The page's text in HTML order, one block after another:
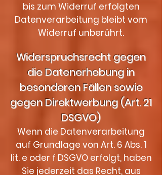
bis zum Widerruf erfolgten
Datenverarbeitung bleibt vom
Widerruf unberührt.
Widerspruchsrecht gegen
die Datenerhebung in
besonderen Fällen sowie
gegen Direktwerbung (Art. 21
DSGVO)
Wenn die Datenverarbeitung
auf Grundlage von Art. 6 Abs. 1
lit. e oder f DSGVO erfolgt, haben
Sie jederzeit das Recht, aus